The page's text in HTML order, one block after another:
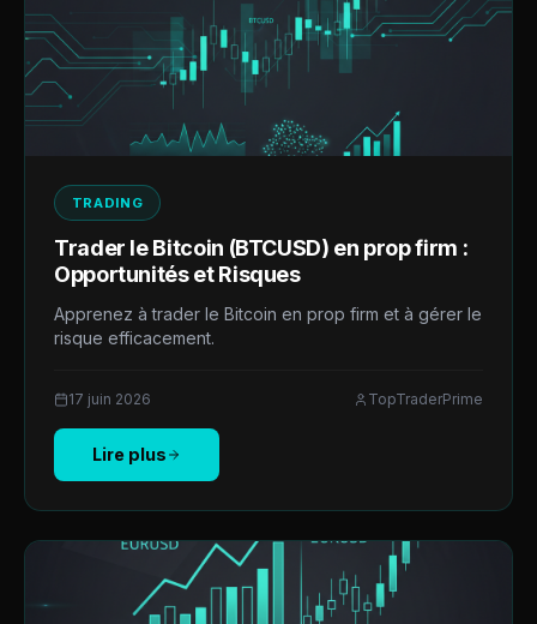
TRADING
Trader le Bitcoin (BTCUSD) en prop firm :
Opportunités et Risques
Apprenez à trader le Bitcoin en prop firm et à gérer le
risque efficacement.
17 juin 2026 TopTraderPrime
Lire plus